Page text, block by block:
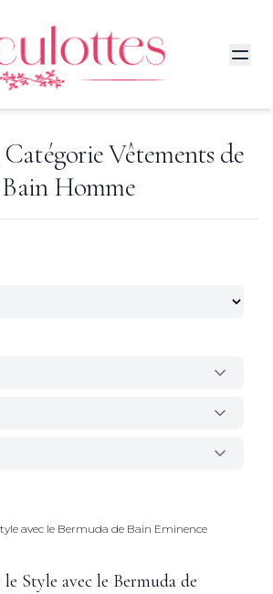
CatégorieVêtements de
Bain Homme
Style avec le Bermuda de